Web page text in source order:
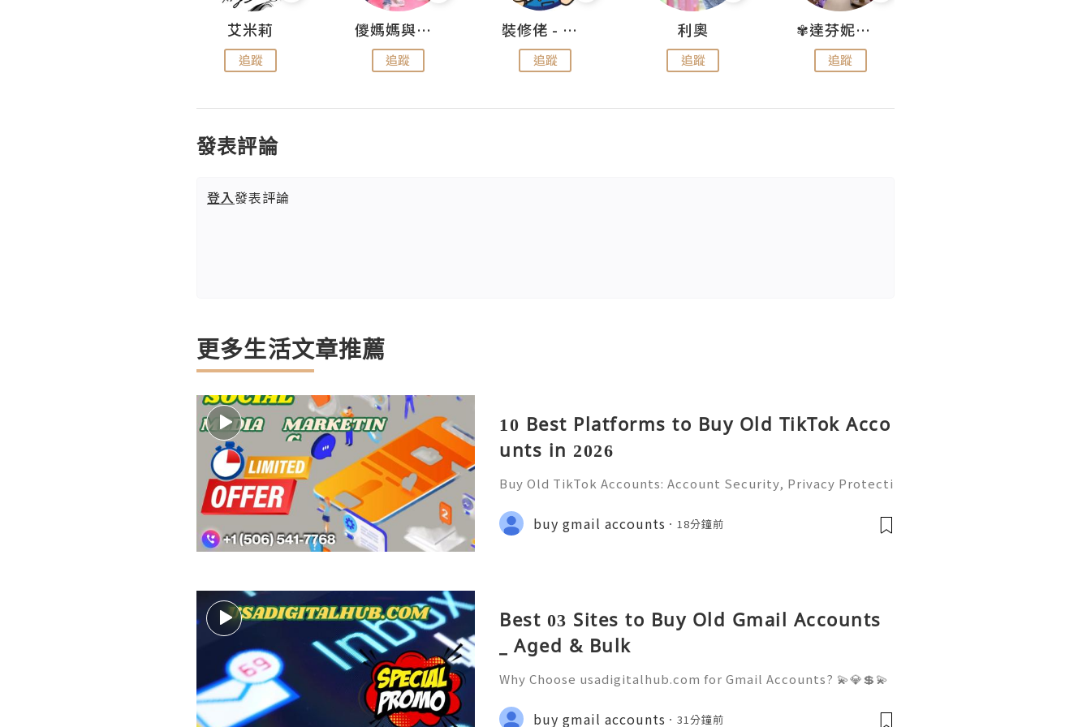
艾米莉
追蹤
儍媽媽與兩隻小魔怪之家
追蹤
裝修佬 - 香港一站式網上裝修平台
追蹤
利奧
追蹤
✾達芬妮•愛孩子•愛生活✾
追蹤
發表評論
登入發表評論
更多生活文章推薦
10 Best Platforms to Buy Old TikTok Acco
unts in 2026
Buy Old TikTok Accounts: Account Security, Privacy Protecti
💲💫🌐✨💎Fast & Reliable 24/7 Customer Support 💫💎💲💫🌐
✨💎WhatsApp :+1 (506) 541-7768 💫💎💲💫🌐✨💎Tele
buy gmail accounts 18分鐘前
Best 03 Sites to Buy Old Gmail Accounts
_ Aged & Bulk
Why Choose usadigitalhub.com for Gmail Accounts? 💫💎💲💫
hatsApp :+1 (506) 541-7768 💫💎💲💫🌐✨💎Telegram: @usadigi
buy gmail accounts 31分鐘前